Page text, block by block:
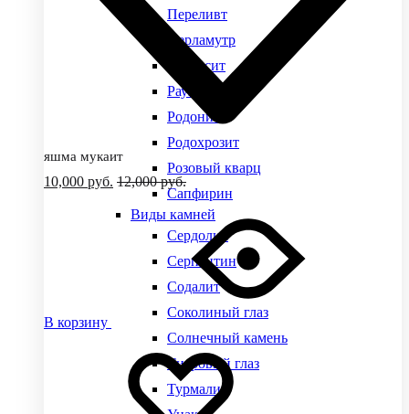
Переливт
Перламутр
Петерсит
Раухтопаз
Родонит
Родохрозит
Розовый кварц
Сапфирин
Виды камней
Сердолик
Серпентин
Содалит
Соколиный глаз
Солнечный камень
Тигровый глаз
Турмалин
яшма мукаит
10,000 руб. 12,000руб.
В корзину